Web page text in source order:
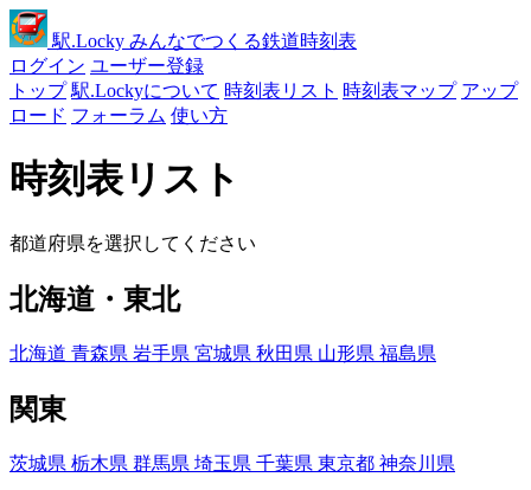
駅.Locky みんなでつくる鉄道時刻表
ログイン ユーザー登録
トップ 駅.Lockyについて 時刻表リスト 時刻表マップ アップ
ロード フォーラム 使い方
時刻表リスト
都道府県を選択してください
北海道・東北
北海道 青森県 岩手県 宮城県 秋田県 山形県 福島県
関東
茨城県 栃木県 群馬県 埼玉県 千葉県 東京都 神奈川県